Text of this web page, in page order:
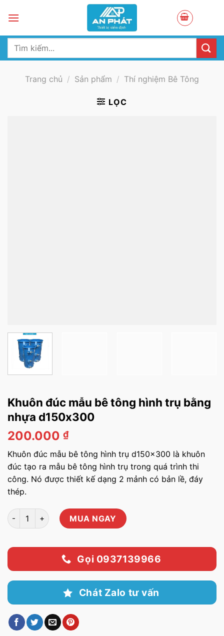
Tìm
Trang chủ / Sản phẩm / Thí nghiệm Bê Tông
LỌC
Khuôn đúc mẫu bê tông hình trụ bằng
nhựa d150x300
200.000 ₫
Khuôn đúc mẫu bê tông hình trụ d150x300 là khuôn
đúc tạo ra mẫu bê tông hình trụ trong quá trình thi
công. Nó được thiết kế dạng 2 mảnh có bản lề, đáy
thép.
Khuôn đúc mẫu bê tông hình trụ bằng nhựa d150x300 số
MUA NGAY
Gọi 0937139966
Chát Zalo tư vấn